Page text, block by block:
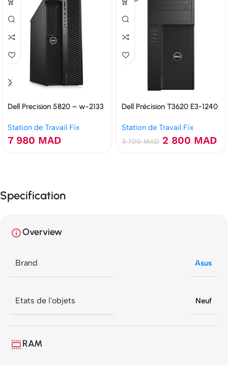
Dell Precision 5820 – w-2133
480 Go
Station de Travail Fix
7 980 MAD
Dell Précision T3620 E3-1240
2Go
Station de Travail Fix
3 700MAD 2 800 MAD
Specification
Overview
Brand Asus
Etats de l'objets Neuf
RAM